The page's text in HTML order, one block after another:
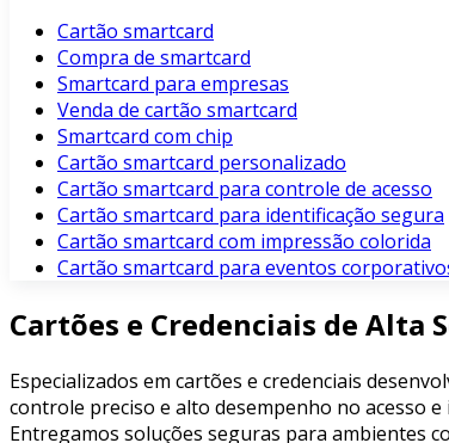
Cartão smartcard
Compra de smartcard
Smartcard para empresas
Venda de cartão smartcard
Smartcard com chip
Cartão smartcard personalizado
Cartão smartcard para controle de acesso
Cartão smartcard para identificação segura
Cartão smartcard com impressão colorida
Cartão smartcard para eventos
Cartões e Credenciais de Alta
Especializados em cartões e credenciais
controle preciso e alto desempenho no acesso
Entregamos soluções seguras para ambientes